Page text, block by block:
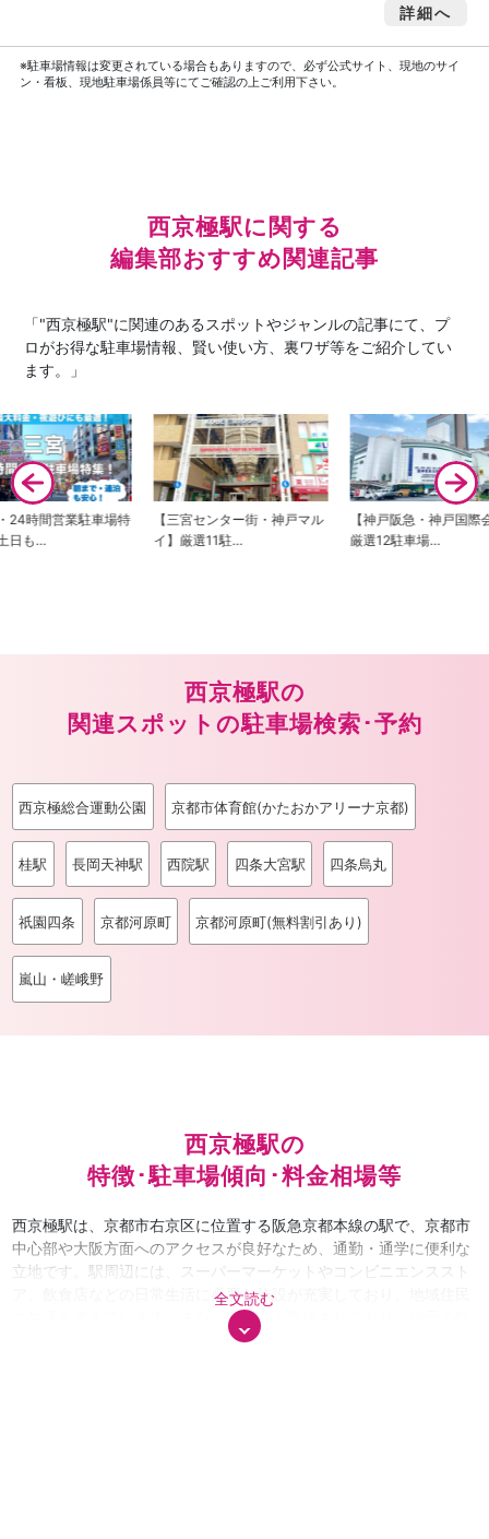
詳細へ
※駐車場情報は変更されている場合もありますので、必ず公式サイト、現地のサイ
ン・看板、現地駐車場係員等にてご確認の上ご利用下さい。
西京極駅に関する
編集部おすすめ関連記事
「"西京極駅"に関連のあるスポットやジャンルの記事にて、プ
ロがお得な駐車場情報、賢い使い方、裏ワザ等をご紹介してい
ます。」
ンター街・神戸マル
11駐…
【神戸阪急・神戸国際会館】
厳選12駐車場…
【生田神社・サンキ
厳選11駐車場…
西京極駅の
関連スポットの駐車場検索･予約
西京極総合運動公園 京都市体育館(かたおかアリーナ京都)
桂駅 長岡天神駅 西院駅 四条大宮駅 四条烏丸
祇園四条 京都河原町 京都河原町(無料割引あり)
嵐山・嵯峨野
西京極駅の
特徴･駐車場傾向･料金相場等
全文読む
西京極駅は、京都市右京区に位置する阪急京都本線の駅で、京都市
中心部や大阪方面へのアクセスが良好なため、通勤・通学に便利な
立地です。駅周辺には、スーパーマーケットやコンビニエンススト
ア、飲食店などの日常生活に必要な施設が充実しており、地域住民
の生活を支えています。また、商店街も形成されており、地元の特
産品や新鮮な食材を提供する店舗が軒を連ね、訪れる人々に親しま